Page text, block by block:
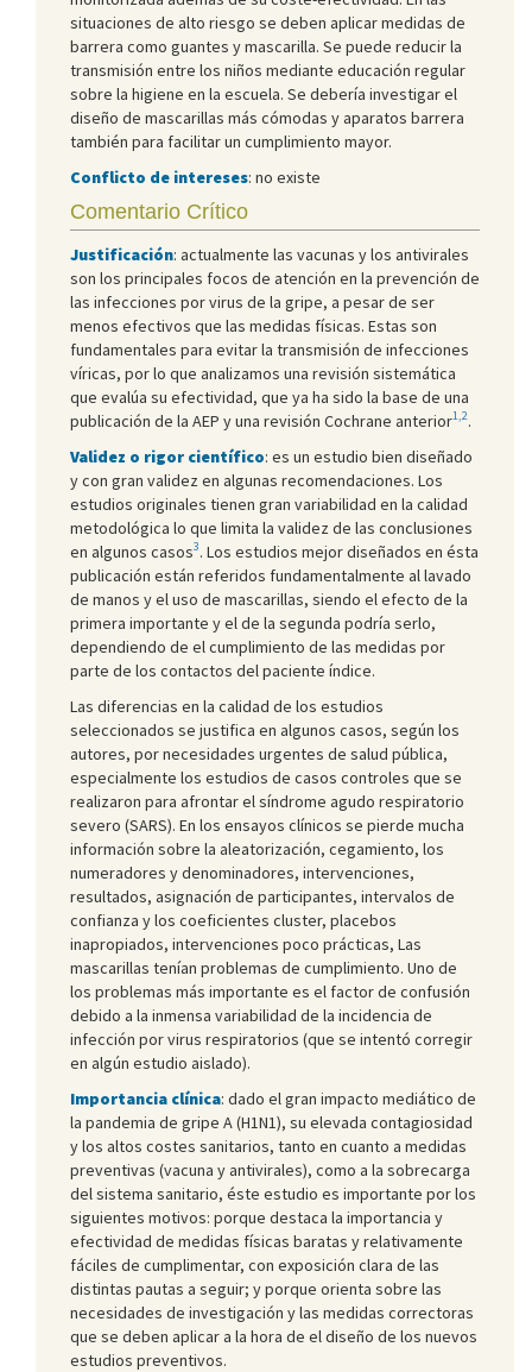
situaciones de alto riesgo se deben aplicar medidas de
barrera como guantes y mascarilla. Se puede reducir la
transmisión entre los niños mediante educación regular
sobre la higiene en la escuela. Se debería investigar el
diseño de mascarillas más cómodas y aparatos barrera
también para facilitar un cumplimiento mayor.
Conflicto de intereses: no existe
Comentario Crítico
Justificación: actualmente las vacunas y los antivirales
son los principales focos de atención en la prevención de
las infecciones por virus de la gripe, a pesar de ser
menos efectivos que las medidas físicas. Estas son
fundamentales para evitar la transmisión de infecciones
víricas, por lo que analizamos una revisión sistemática
que evalúa su efectividad, que ya ha sido la base de una
publicación de la AEP y una revisión Cochrane anterior1,2.
Validez o rigor científico: es un estudio bien diseñado
y con gran validez en algunas recomendaciones. Los
estudios originales tienen gran variabilidad en la calidad
metodológica lo que limita la validez de las conclusiones
en algunos casos3. Los estudios mejor diseñados en ésta
publicación están referidos fundamentalmente al lavado
de manos y el uso de mascarillas, siendo el efecto de la
primera importante y el de la segunda podría serlo,
dependiendo de el cumplimiento de las medidas por
parte de los contactos del paciente índice.
Las diferencias en la calidad de los estudios
seleccionados se justifica en algunos casos, según los
autores, por necesidades urgentes de salud pública,
especialmente los estudios de casos controles que se
realizaron para afrontar el síndrome agudo respiratorio
severo (SARS). En los ensayos clínicos se pierde mucha
información sobre la aleatorización, cegamiento, los
numeradores y denominadores, intervenciones,
resultados, asignación de participantes, intervalos de
confianza y los coeficientes cluster, placebos
inapropiados, intervenciones poco prácticas, Las
mascarillas tenían problemas de cumplimiento. Uno de
los problemas más importante es el factor de confusión
debido a la inmensa variabilidad de la incidencia de
infección por virus respiratorios (que se intentó corregir
en algún estudio aislado).
Importancia clínica: dado el gran impacto mediático de
la pandemia de gripe A (H1N1), su elevada contagiosidad
y los altos costes sanitarios, tanto en cuanto a medidas
preventivas (vacuna y antivirales), como a la sobrecarga
del sistema sanitario, éste estudio es importante por los
siguientes motivos: porque destaca la importancia y
efectividad de medidas físicas baratas y relativamente
fáciles de cumplimentar, con exposición clara de las
distintas pautas a seguir; y porque orienta sobre las
necesidades de investigación y las medidas correctoras
que se deben aplicar a la hora de el diseño de los nuevos
estudios preventivos.